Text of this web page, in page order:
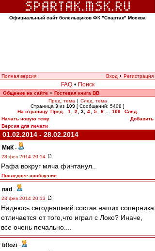
Официальный сайт болельщиков ФК "Спартак" Москва
Полная версия Вход • Регистрация
FAQ • Поиск
Общение на сайте » Гостевая книга ВВ
Пред. тема | След. тема
Страница 3 из 109 [ Сообщений: 5408 ]
На страницу Пред. 1 2 3, 4 5 6 109
След.
Начать новую тему
Добавить
Версия для печати
01.02.2014 - 28.02.2014
МиК -
28 фев 2014 20:14
Рафа вокруг мяча финтанул..
Последнее сообщение
nad -
28 фев 2014 20:13
Надеюсь сегодняшний состав наших соперника
отличается от того,что играл с Локо? Иначе,
все очень печально....
tiffozi -